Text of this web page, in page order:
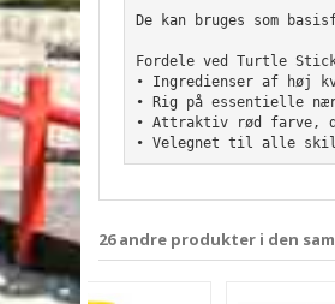
De kan bruges som
Fordele ved Turtle
• Ingredienser af høj
• Rig på essentielle
• Attraktiv rød farve,
• Velegnet til alle
26 andre produkter i den